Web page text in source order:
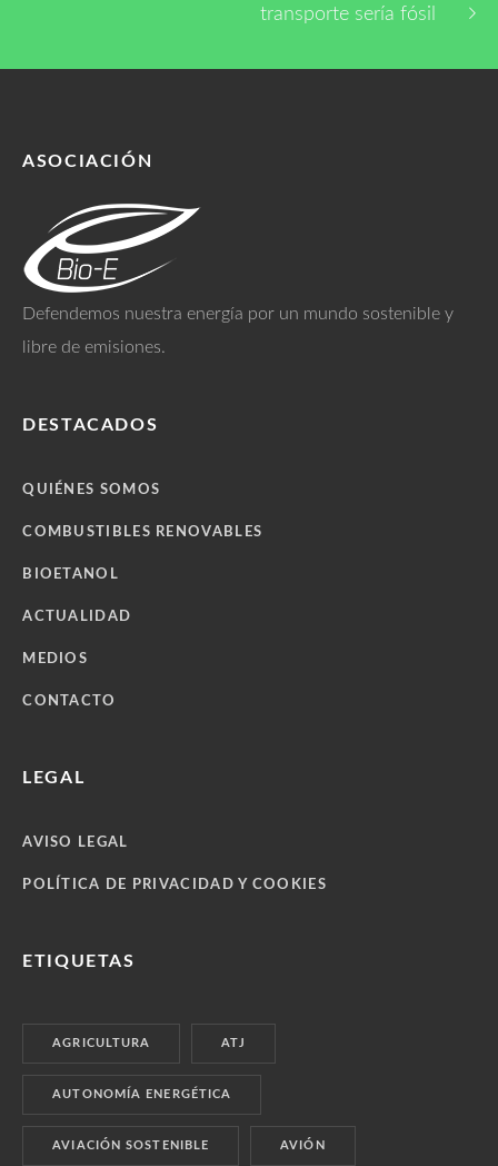
transporte sería fósil
ASOCIACIÓN
Defendemos nuestra energía por un mundo sostenible y
libre de emisiones.
DESTACADOS
QUIÉNES SOMOS
COMBUSTIBLES RENOVABLES
BIOETANOL
ACTUALIDAD
MEDIOS
CONTACTO
LEGAL
AVISO LEGAL
POLÍTICA DE PRIVACIDAD Y COOKIES
ETIQUETAS
AGRICULTURA ATJ
AUTONOMÍA ENERGÉTICA
AVIACIÓN SOSTENIBLE AVIÓN